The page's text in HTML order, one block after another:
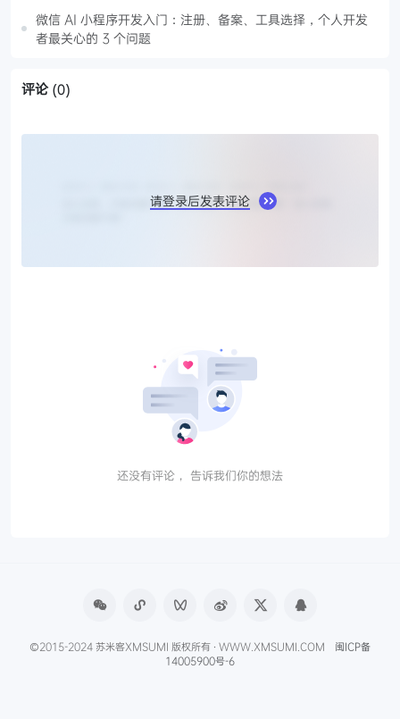
微信 AI 小程序开发入门：注册、备案、工具选择，个人开发
者最关心的 3 个问题
评论 (0)
请登录后发表评论
还没有评论， 告诉我们你的想法
©2015-2024 苏米客XMSUMI 版权所有 · WWW.XMSUMI.COM 闽ICP备
14005900号-6